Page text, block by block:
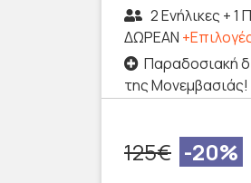
2 Ενήλικες + 1
ΔΩΡΕΑΝ
Παραδοσιακή
της Μονεμβασιάς!
125€ -20%